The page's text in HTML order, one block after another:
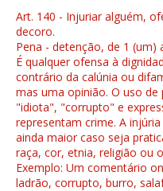
Art. 140 - Injuriar alguém,
decoro.
Pena - detenção, de 1 (um)
É qualquer ofensa à
contrário da calúnia ou
mas uma opinião. O uso
"idiota", "corrupto" e
representam crime. A
ainda maior caso seja
raça, cor, etnia, religião ou
Exemplo: Um comentário
ladrão, corrupto, burro,